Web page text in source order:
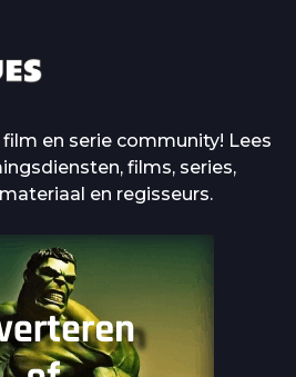
en serie community! Lees
films, series,
en regisseurs.